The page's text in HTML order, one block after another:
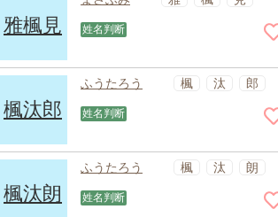
雅楓見 姓名判断
楓汰郎
ふうたろう 楓 汰 郎
姓名判断
楓汰朗
ふうたろう 楓 汰 朗
姓名判断